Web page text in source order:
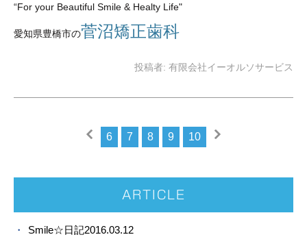
“For your Beautiful Smile & Healty Life"
愛知県豊橋市の菅沼矯正歯科
投稿者: 有限会社イーオルソサービス
6 7 8 9 10
ARTICLE
Smile☆日記2016.03.12